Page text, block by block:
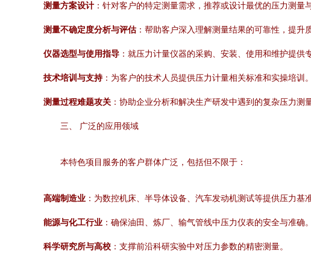
测量方案设计 ：针对客户的特定测量需求，推荐或设计最优的压力测量
测量不确定度分析与评估：帮助客户深入理解测量结果的可靠性，提升
仪器选型与使用指导 ：就压力计量仪器的采购、安装、使用和维护提供
技术培训与支持：为客户的技术人员提供压力计量相关标准和实操培训。
测量过程难题攻关 ：协助企业分析和解决生产研发中遇到的复杂压力测
三、 广泛的应用领域
本特色项目服务的客户群体广泛，包括但不限于：
高端制造业 ：为数控机床、半导体设备、汽车发动机测试等提供压力基准
能源与化工行业 ：确保油田、炼厂、输气管线中压力仪表的安全与准确。
科学研究所与高校 ：支撑前沿科研实验中对压力参数的精密测量。